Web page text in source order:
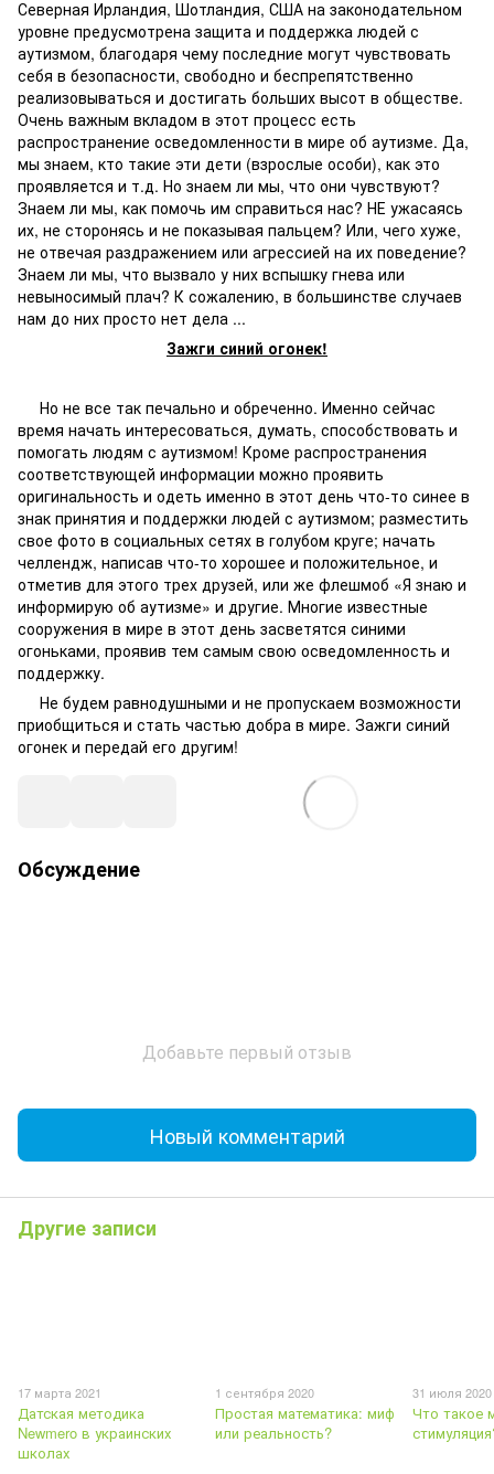
Северная Ирландия, Шотландия, США на законодательном
уровне предусмотрена защита и поддержка людей с
аутизмом, благодаря чему последние могут чувствовать
себя в безопасности, свободно и беспрепятственно
реализовываться и достигать больших высот в обществе.
Очень важным вкладом в этот процесс есть
распространение осведомленности в мире об аутизме. Да,
мы знаем, кто такие эти дети (взрослые особи), как это
проявляется и т.д. Но знаем ли мы, что они чувствуют?
Знаем ли мы, как помочь им справиться нас? НЕ ужасаясь
их, не сторонясь и не показывая пальцем? Или, чего хуже,
не отвечая раздражением или агрессией на их поведение?
Знаем ли мы, что вызвало у них вспышку гнева или
невыносимый плач? К сожалению, в большинстве случаев
нам до них просто нет дела ...
Зажги синий огонек!
Но не все так печально и обреченно. Именно сейчас
время начать интересоваться, думать, способствовать и
помогать людям с аутизмом! Кроме распространения
соответствующей информации можно проявить
оригинальность и одеть именно в этот день что-то синее в
знак принятия и поддержки людей с аутизмом; разместить
свое фото в социальных сетях в голубом круге; начать
челлендж, написав что-то хорошее и положительное, и
отметив для этого трех друзей, или же флешмоб «Я знаю и
информирую об аутизме» и другие. Многие известные
сооружения в мире в этот день засветятся синими
огоньками, проявив тем самым свою осведомленность и
поддержку.
Не будем равнодушными и не пропускаем возможности
приобщиться и стать частью добра в мире. Зажги синий
огонек и передай его другим!
Обсуждение
Добавьте первый отзыв
Новый комментарий
Другие записи
17 марта 2021
Датская методика
Newmero в украинских
школах
1 сентября 2020
Простая математика: миф
или реальность?
31 июля 2020
Что такое